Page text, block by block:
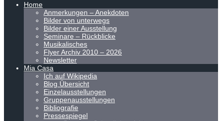
Home
Anmerkungen – Anekdoten
Bilder von unterwegs
Bilder einer Ausstellung
Seminare – Rückblicke
Musikalisches
Flyer Archiv 2010 – 2026
Newsletter
Mia Casa
Ich auf Wikipedia
Blog Übersicht
Einzelausstellungen
Gruppenausstellungen
Bibliografie
Pressespiegel